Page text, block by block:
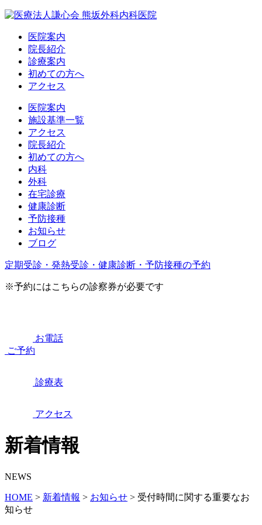
医院案内
院長紹介
診療案内
初めての方へ
アクセス
医院案内
施設基準一覧
アクセス
院長紹介
初めての方へ
内科
外科
在宅診療
健康診断
予防接種
お知らせ
ブログ
定期受診・発熱受診・健康診断・予防接種の予約
※予約にはこちらの診察券が必要です
お電話
ご予約
診療表
アクセス
新着情報
NEWS
HOME > 新着情報 > お知らせ > 受付時間に関する重要なお
知らせ